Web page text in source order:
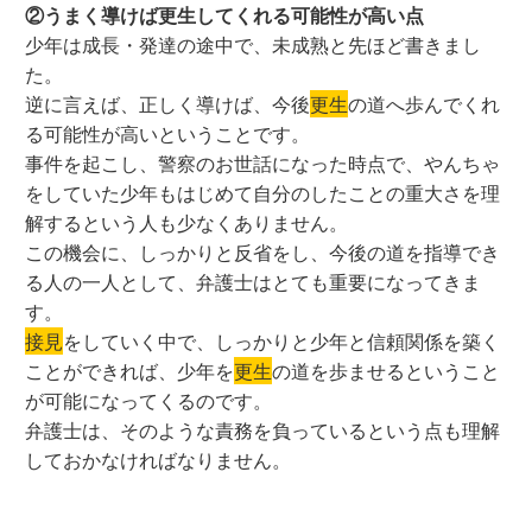
②うまく導けば更生してくれる可能性が高い点
少年は成長・発達の途中で、未成熟と先ほど書きまし
た。
逆に言えば、正しく導けば、今後更生の道へ歩んでくれ
る可能性が高いということです。
事件を起こし、警察のお世話になった時点で、やんちゃ
をしていた少年もはじめて自分のしたことの重大さを理
解するという人も少なくありません。
この機会に、しっかりと反省をし、今後の道を指導でき
る人の一人として、弁護士はとても重要になってきま
す。
接見をしていく中で、しっかりと少年と信頼関係を築く
ことができれば、少年を更生の道を歩ませるということ
が可能になってくるのです。
弁護士は、そのような責務を負っているという点も理解
しておかなければなりません。